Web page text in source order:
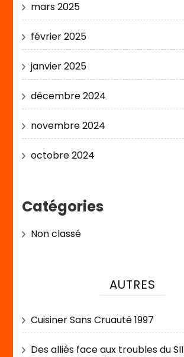
mars 2025
février 2025
janvier 2025
décembre 2024
novembre 2024
octobre 2024
Catégories
Non classé
AUTRES
Cuisiner Sans Cruauté 1997
Des alliés face aux troubles du SII